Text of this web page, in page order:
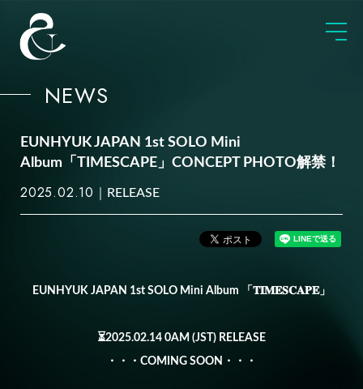
NEWS
EUNHYUK JAPAN 1st SOLO Mini
Album「TIMESCAPE」CONCEPT PHOTO解禁！
2025.02.10 RELEASE
EUNHYUK JAPAN 1st SOLO Mini Album 「𝐓𝐈𝐌𝐄𝐒𝐂𝐀𝐏𝐄」
⏳2025.02.14 0AM (JST) RELEASE
・・・COMING SOON・・・